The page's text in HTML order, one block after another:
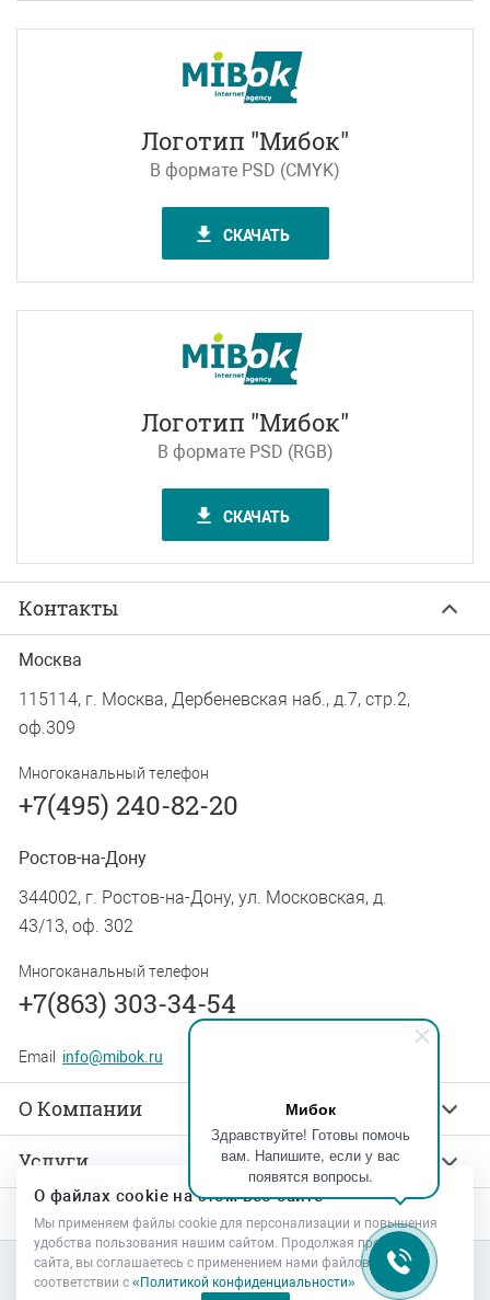
Мибок
Здравствуйте! Готовы помочь
вам. Напишите, если у вас
появятся вопросы.
Логотип "Мибок"
В формате PSD (CMYK)
СКАЧАТЬ
Логотип "Мибок"
В формате PSD (RGB)
СКАЧАТЬ
Контакты
Москва
115114, г. Москва, Дербеневская наб., д.7, стр.2,
оф.309
Многоканальный телефон
+7(495) 240-82-20
Ростов-на-Дону
344002, г. Ростов-на-Дону, ул. Московская, д.
43/13, оф. 302
Многоканальный телефон
+7(863) 303-34-54
Email info@mibok.ru
О Компании
Услуги
Продукты
О файлах cookie на этом веб-сайте
Мы применяем файлы cookie для персонализации и повышения
удобства пользования нашим сайтом. Продолжая просмотр
сайта, вы соглашаетесь с применением нами файлов cookie в
соответствии с «Политикой конфиденциальности»